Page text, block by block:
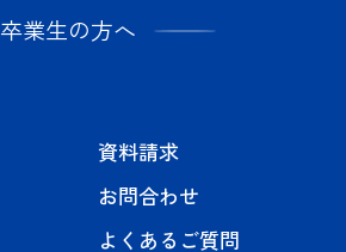
卒業生の方へ
資料請求
お問合わせ
よくあるご質問